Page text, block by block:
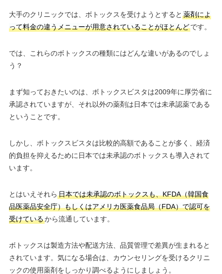
大手のクリニックでは、ボトックスを受けようとすると 薬剤によ
って料金の違うメニューが用意されていることがほとんどです。
では、これらのボトックスの種類にはどんな違いがあるのでしょ
う？
まず知っておきたいのは、ボトックスビスタは2009年に厚労省に
承認されていますが、それ以外の薬剤は日本では未承認薬である
ということです。
しかし、ボトックスビスタは比較的高額であることが多く、経済
的負担を抑えるために日本では未承認のボトックスも導入されて
います。
とはいえそれら 日本では未承認のボトックスも、KFDA（韓国食
品医薬品安全庁）もしくはアメリカ医薬食品局（FDA）で認可を
受けているから流通しています。
ボトックスは製造方法や配送方法、品質管理で差異が生まれると
されています。気になる場合は、カウンセリングを受けるクリニ
ックの使用薬剤をしっかり調べるようにしましょう。